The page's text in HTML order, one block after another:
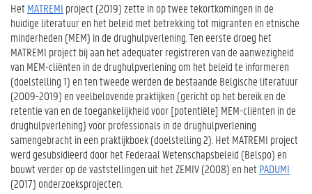
HetMATREMI project (2019) zette in op twee tekortkomingen in de
huidige literatuur en het beleid met betrekking tot migranten en etnische
minderheden (MEM) in de drughulpverlening. Ten eerste droeg het
MATREMI project bij aan het adequater registreren van de aanwezigheid
van MEM-cliënten in de drughulpverlening om het beleid te informeren
(doelstelling 1) en ten tweede werden de bestaande Belgische literatuur
(2009-2019) en veelbelovende praktijken (gericht op het bereik en de
retentie van en de toegankelijkheid voor [potentiële] MEM-cliënten in de
drughulpverlening) voor professionals in de drughulpverlening
samengebracht in een praktijkboek (doelstelling 2). Het MATREMI project
werd gesubsidieerd door het Federaal Wetenschapsbeleid (Belspo) en
bouwt verder op de vaststellingen uit het ZEMIV (2008) en hetPADUMI
(2017) onderzoeksprojecten.